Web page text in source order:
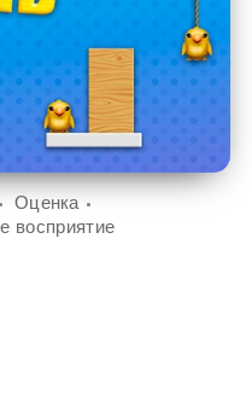
Оценка
восприятие